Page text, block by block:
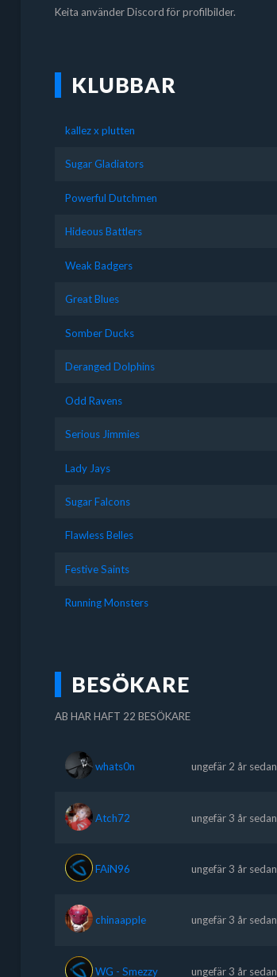
Keita använder Discord för profilbilder.
KLUBBAR
kallez x plutten
Sugar Gladiators
Powerful Dutchmen
Hideous Battlers
Weak Badgers
Great Blues
Somber Ducks
Deranged Dolphins
Odd Ravens
Serious Jimmies
Lady Jays
Sugar Falcons
Flawless Belles
Festive Saints
Running Monsters
BESÖKARE
AB HAR HAFT 22 BESÖKARE
whats0n ungefär 2 år sedan
Atch72 ungefär 3 år sedan
FAiN96 ungefär 3 år sedan
chinaapple ungefär 3 år sedan
WG - Smezzy ungefär 3 år sedan